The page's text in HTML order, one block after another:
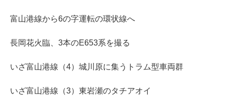
富山港線から6の字運転の環状線へ
長岡花火臨、3本のE653系を撮る
いざ富山港線（4）城川原に集うトラム型車両群
いざ富山港線（3）東岩瀬のタチアオイ